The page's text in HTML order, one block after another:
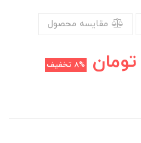
مقایسه محصول
تومان 8% تخفیف